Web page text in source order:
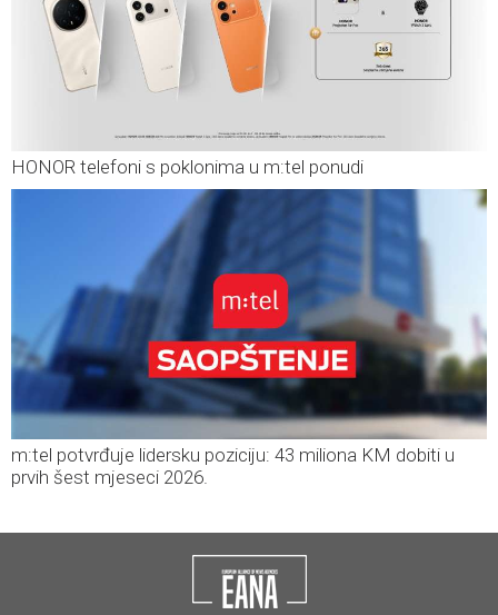
HONOR telefoni s poklonima u m:tel ponudi
m:tel potvrđuje lidersku poziciju: 43 miliona KM dobiti u
prvih šest mjeseci 2026.